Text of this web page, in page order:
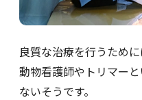
良質な治療を行うため
動物看護師やトリマー
ないそうです。